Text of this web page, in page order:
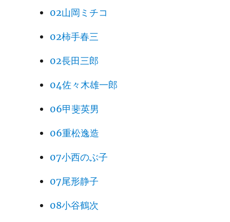
02山岡ミチコ
02柿手春三
02長田三郎
04佐々木雄一郎
06甲斐英男
06重松逸造
07小西のぶ子
07尾形静子
08小谷鶴次